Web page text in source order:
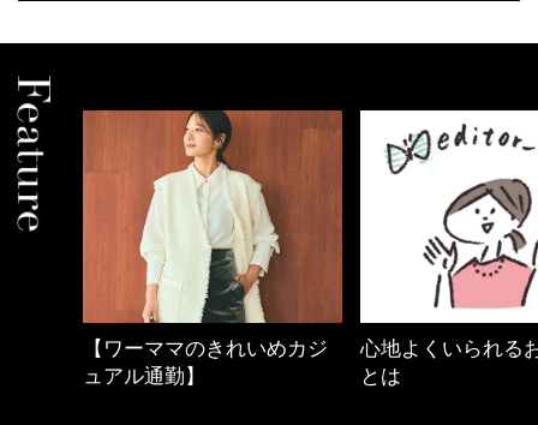
心地よくいられるおしゃれ
とは
働く女性のバッグ